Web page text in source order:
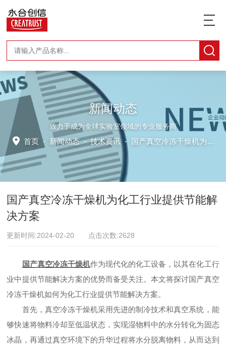
新闻动态
致力于成为全球实验室领域的专业服务商
首页 - 新闻动态-技术资讯 - 国产真空冷冻干燥机为化工行业提供节能解决方案
国产真空冷冻干燥机为化工行业提供节能解
决方案
更新时间:2024-02-20 点击次数:2628
国产真空冷冻干燥机作为现代化的化工设备，以其在化工行
业中提供节能解决方案的优势而备受关注。本文将探讨国产真空
冷冻干燥机如何为化工行业提供节能解决方案。
首先，真空冷冻干燥机采用先进的制冷技术和真空系统，能
够快速将物料冷却至低温状态，实现湿物料中的水分转化为固态
冰晶，再通过真空环境下的升华过程将水分脱离物料，从而达到